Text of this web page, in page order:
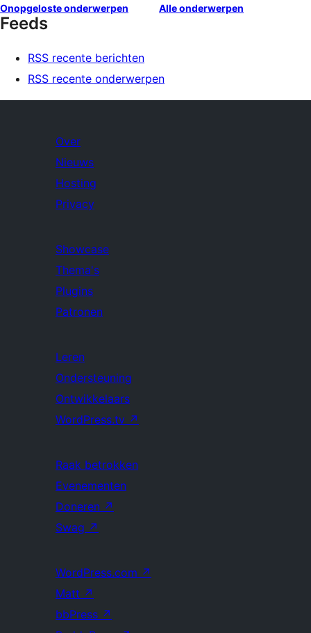
Onopgeloste onderwerpen Alle onderwerpen
Feeds
RSS recente berichten
RSS recente onderwerpen
Over
Nieuws
Hosting
Privacy
Showcase
Thema's
Plugins
Patronen
Leren
Ondersteuning
Ontwikkelaars
WordPress.tv ↗
Raak betrokken
Evenementen
Doneren ↗
Swag ↗
WordPress.com ↗
Matt ↗
bbPress ↗